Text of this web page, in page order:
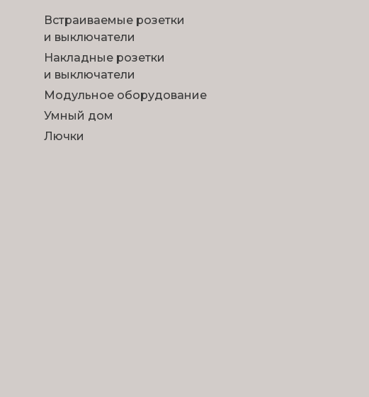
Встраиваемые розетки
и выключатели
Накладные розетки
и выключатели
Модульное оборудование
Умный дом
Лючки